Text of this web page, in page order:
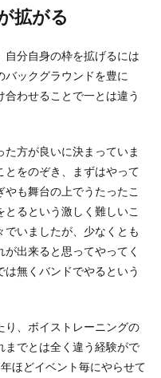
拡がる
自分自身の枠を拡げるには
バックグラウンドを豊に
わせることで一とは違う
方が良いに決まっていま
をのぞき、まずはやって
も舞台の上でうたったこ
るという激しく難しいこ
でいましたが、少なくとも
出来ると思ってやってく
無くバンドでやるという
り、ボイストレーニングの
までとは全く違う経験がで
ほどイベント毎にやらせて